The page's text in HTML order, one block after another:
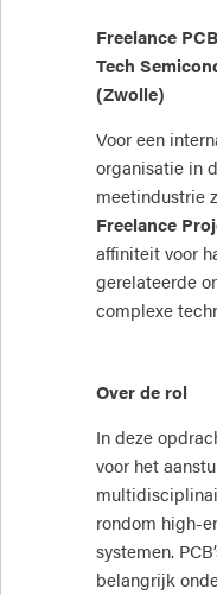
Freelance
Tech
(Zwolle)
Voor een
organisatie in
meetindustrie
Freelance
affiniteit voor
gerelateerde
complexe
Over de rol
In deze
voor het
rondom high-
systemen.
belangrijk